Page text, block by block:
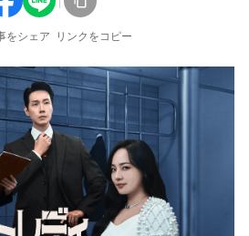
をシェア リンクをコピー